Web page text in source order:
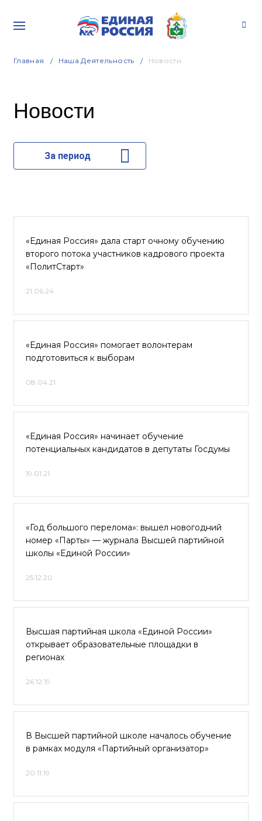
Главная Наша Деятельность Новости
Новости
За период
«Единая Россия» дала старт очному обучению
второго потока участников кадрового проекта
«ПолитСтарт»
21.06.24
«Единая Россия» помогает волонтерам
подготовиться к выборам
08.04.21
«Единая Россия» начинает обучение
потенциальных кандидатов в депутаты Госдумы
19.01.21
«Год большого перелома»: вышел новогодний
номер «Парты» — журнала Высшей партийной
школы «Единой России»
25.12.20
Высшая партийная школа «Единой России»
открывает образовательные площадки в
регионах
26.12.19
В Высшей партийной школе началось обучение
в рамках модуля «Партийный организатор»
20.11.19